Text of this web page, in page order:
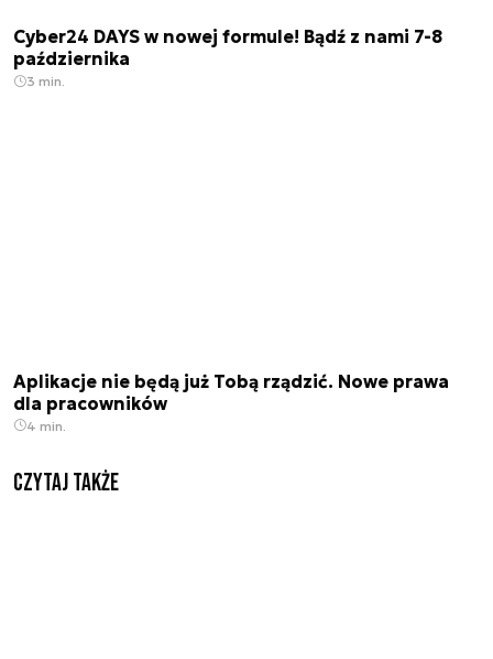
Cyber24 DAYS w nowej formule! Bądź z nami 7-8
października
3 min.
Aplikacje nie będą już Tobą rządzić. Nowe prawa
dla pracowników
4 min.
Czytaj także